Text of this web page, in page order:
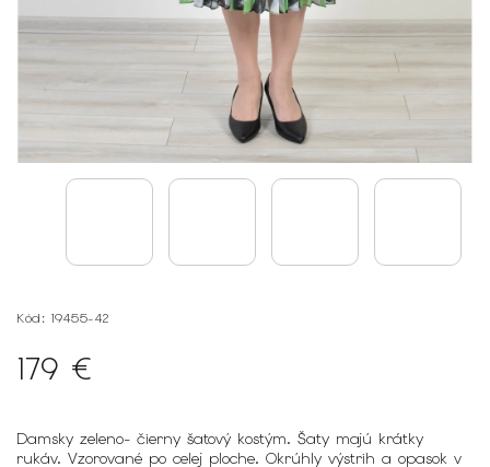
Kód: 19455-42
179 €
Damsky zeleno- čierny šatový kostým. Šaty majú krátky
rukáv. Vzorované po celej ploche. Okrúhly výstrih a opasok v